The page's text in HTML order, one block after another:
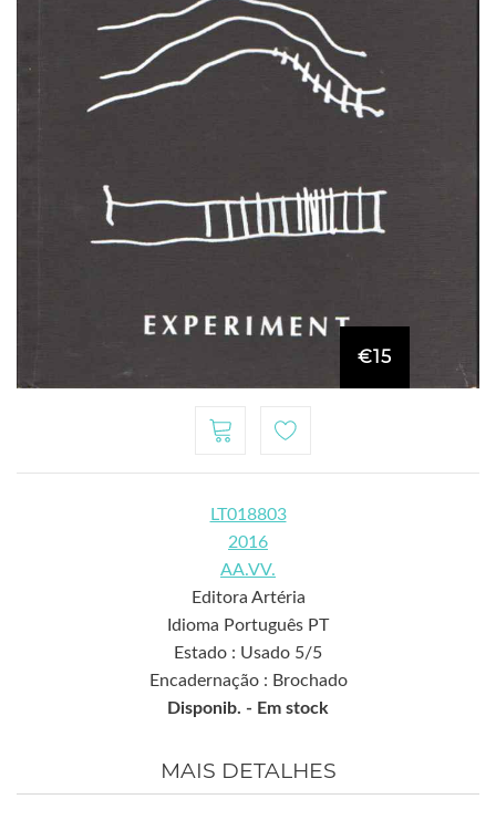
€15
LT018803
2016
AA.VV.
Editora Artéria
Idioma Português PT
Estado : Usado 5/5
Encadernação : Brochado
Disponib. - Em stock
MAIS DETALHES